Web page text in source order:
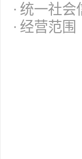
统一社会
经营范围